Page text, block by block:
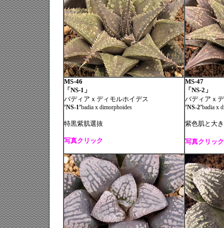
MS-46
「NS-1」
バディアｘディモルホイデス
’NS-1’badia x dimorphoides
特黒紫肌選抜
写真クリック
MS-47
「NS-2」
バディアｘ
’NS-2’badia x
紫色肌と大
写真クリック